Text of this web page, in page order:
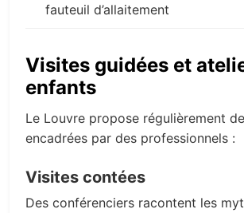
fauteuil d’allaitement
Visites guidées et
enfants
Le Louvre propose régulièrement
encadrées par des professionnels :
Visites contées
Des conférenciers racontent les